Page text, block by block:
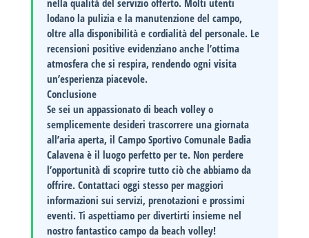
lodano la pulizia e la manutenzione del campo,
oltre alla disponibilità e cordialità del personale. Le
recensioni positive evidenziano anche l’ottima
atmosfera che si respira, rendendo ogni visita
un’esperienza piacevole.
Conclusione
Se sei un appassionato di beach volley o
semplicemente desideri trascorrere una giornata
all’aria aperta, il Campo Sportivo Comunale Badia
Calavena è il luogo perfetto per te. Non perdere
l’opportunità di scoprire tutto ciò che abbiamo da
offrire.Contattaci oggi stesso per maggiori
informazioni sui servizi, prenotazioni e prossimi
eventi. Ti aspettiamo per divertirti insieme nel
nostro fantastico campo da beach volley!